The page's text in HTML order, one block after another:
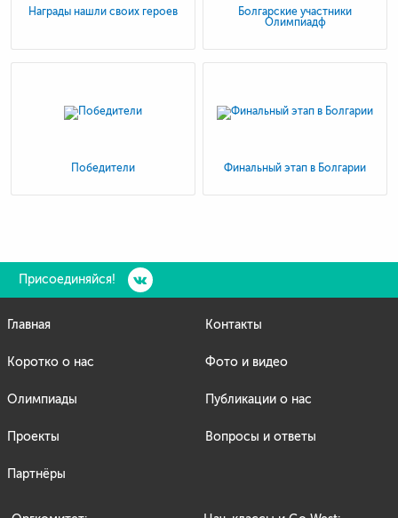
Вопросы и ответы
Награды нашли своих героев
Болгарские участники
Олимпиадф
Победители Финальный этап в Болгарии
Присоединяйся!
Главная
Коротко о нас
Олимпиады
Проекты
Партнёры
Контакты
Фото и видео
Публикации о нас
Вопросы и ответы